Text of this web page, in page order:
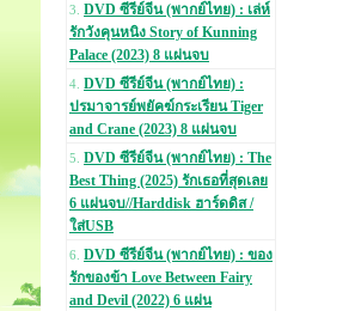
3. DVD ซีรีย์จีน (พากย์ไทย) : เล่ห์
รักวังคุนหนิง Story of Kunning
Palace (2023) 8 แผ่นจบ
4. DVD ซีรีย์จีน (พากย์ไทย) :
ปรมาจารย์พยัคฆ์กระเรียน Tiger
and Crane (2023) 8 แผ่นจบ
5. DVD ซีรีย์จีน (พากย์ไทย) : The
Best Thing (2025) รักเธอที่สุดเลย
6 แผ่นจบ//Harddisk ฮาร์ดดิส /
ใส่USB
6. DVD ซีรีย์จีน (พากย์ไทย) : ของ
รักของข้า Love Between Fairy
and Devil (2022) 6 แผ่น